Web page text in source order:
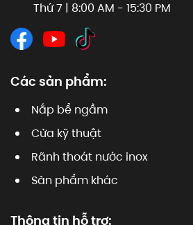
Thứ 7 | 8:00 AM - 15:30 PM
Các sản phẩm:
Nắp bể ngầm
Cửa kỹ thuật
Rãnh thoát nước inox
Sản phẩm khác
Thông tin hỗ trợ: